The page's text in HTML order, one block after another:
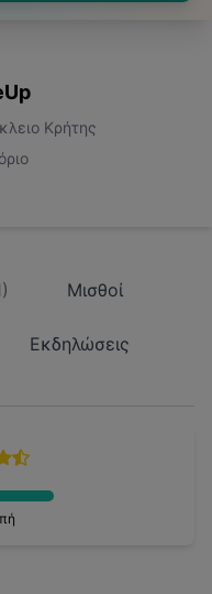
Κρήτης
) Μισθοί
Εκδηλώσεις